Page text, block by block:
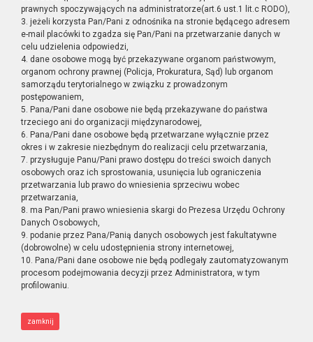
prawnych spoczywających na administratorze(art.6 ust.1 lit.c RODO),
3. jeżeli korzysta Pan/Pani z odnośnika na stronie będącego adresem
e-mail placówki to zgadza się Pan/Pani na przetwarzanie danych w
celu udzielenia odpowiedzi,
4. dane osobowe mogą być przekazywane organom państwowym,
organom ochrony prawnej (Policja, Prokuratura, Sąd) lub organom
samorządu terytorialnego w związku z prowadzonym
postępowaniem,
5. Pana/Pani dane osobowe nie będą przekazywane do państwa
trzeciego ani do organizacji międzynarodowej,
6. Pana/Pani dane osobowe będą przetwarzane wyłącznie przez
okres i w zakresie niezbędnym do realizacji celu przetwarzania,
7. przysługuje Panu/Pani prawo dostępu do treści swoich danych
osobowych oraz ich sprostowania, usunięcia lub ograniczenia
przetwarzania lub prawo do wniesienia sprzeciwu wobec
przetwarzania,
8. ma Pan/Pani prawo wniesienia skargi do Prezesa Urzędu Ochrony
Danych Osobowych,
9. podanie przez Pana/Panią danych osobowych jest fakultatywne
(dobrowolne) w celu udostępnienia strony internetowej,
10. Pana/Pani dane osobowe nie będą podlegały zautomatyzowanym
procesom podejmowania decyzji przez Administratora, w tym
profilowaniu.
zamknij